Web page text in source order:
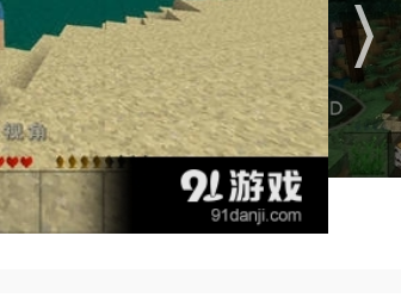
、狩猎、种植。
。
武器、装备和皮肤。